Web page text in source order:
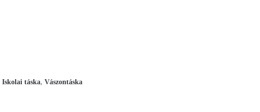
Iskolai táska, Vászontáska